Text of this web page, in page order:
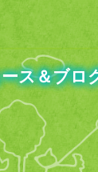
ス＆ブロ